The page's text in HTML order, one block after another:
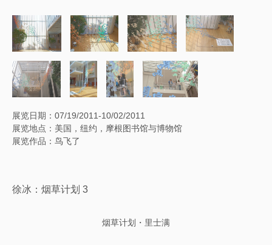
展览日期：07/19/2011-10/02/2011
展览地点：美国，纽约，摩根图书馆与博物馆
展览作品：鸟飞了
徐冰：烟草计划 3
烟草计划・里士满